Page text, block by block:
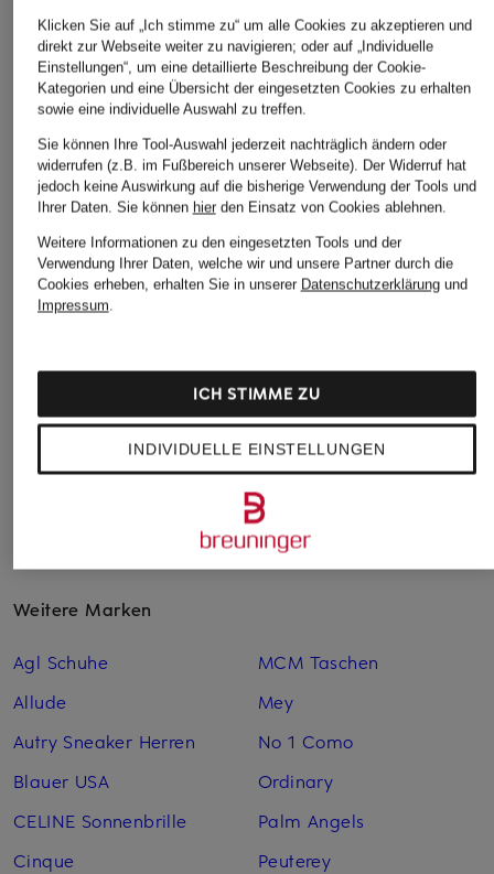
BURBERRY Bikini
Burberry Cap
BURBERRY Etuis
BURBERRY Geldbörsen
Burberry Gürtel
Burberry Hemd
Burberry Herren
Burberry Hoodie
Burberry Jacke Damen
Burberry Jacke Herren
Burberry Mantel
Burberry SALE
Burberry Schal
Burberry Schuhe
Burberry Sonnenbrille
Burberry T Shirt
Burberry Tasche
Burberry Tasche Damen
BURBERRY Taschen
Burberry Trenchcoat
Damen
Burberry Trenchcoat
Herren
Burberry Weste
Weitere Marken
Agl Schuhe
Allude
Autry Sneaker Herren
Blauer USA
CELINE Sonnenbrille
Cinque
MCM Taschen
Mey
No 1 Como
Ordinary
Palm Angels
Peuterey
Klicken Sie auf „Ich stimme zu“ um alle Cookies zu akzeptieren und
direkt zur Webseite weiter zu navigieren; oder auf „Individuelle
Einstellungen“, um eine detaillierte Beschreibung der Cookie-
Kategorien und eine Übersicht der eingesetzten Cookies zu erhalten
sowie eine individuelle Auswahl zu treffen.
Sie können Ihre Tool-Auswahl jederzeit nachträglich ändern oder
widerrufen (z.B. im Fußbereich unserer Webseite). Der Widerruf hat
jedoch keine Auswirkung auf die bisherige Verwendung der Tools und
Ihrer Daten. Sie können hierden Einsatz von Cookies ablehnen.
Weitere Informationen zu den eingesetzten Tools und der
Verwendung Ihrer Daten, welche wir und unsere Partner durch die
Cookies erheben, erhalten Sie in unserer Datenschutzerklärungund
Impressum.
INDIVIDUELLE EINSTELLUNGEN
ICH STIMME ZU